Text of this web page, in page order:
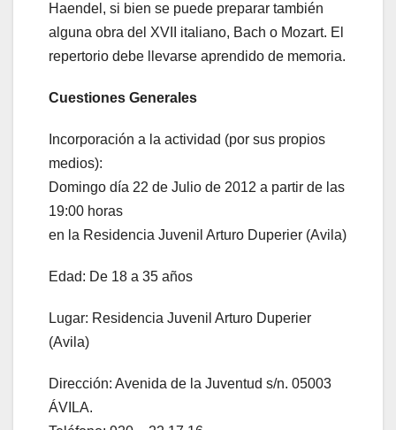
Haendel, si bien se puede preparar también
alguna obra del XVII italiano, Bach o Mozart. El
repertorio debe llevarse aprendido de memoria.
Cuestiones Generales
Incorporación a la actividad (por sus propios
medios):
Domingo día 22 de Julio de 2012 a partir de las
19:00 horas
en la Residencia Juvenil Arturo Duperier (Avila)
Edad: De 18 a 35 años
Lugar: Residencia Juvenil Arturo Duperier
(Avila)
Dirección: Avenida de la Juventud s/n. 05003
ÁVILA.